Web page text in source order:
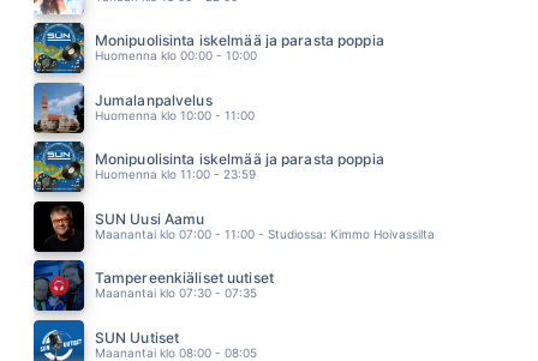
HEIDI PAKARINEN
07.08
SAMULI EDELMANN
07.01
Monipuolisinta iskelmää ja parasta poppia
Huomenna klo 00:00 - 10:00
Jumalanpalvelus
Huomenna klo 10:00 - 11:00
Monipuolisinta iskelmää ja parasta poppia
Huomenna klo 11:00 - 23:59
SUN Uusi Aamu
Maanantai klo 07:00 - 11:00 - Studiossa: Kimmo Hoivassilta
Tampereenkiäliset uutiset
Maanantai klo 07:30 - 07:35
SUN Uutiset
Maanantai klo 08:00 - 08:05